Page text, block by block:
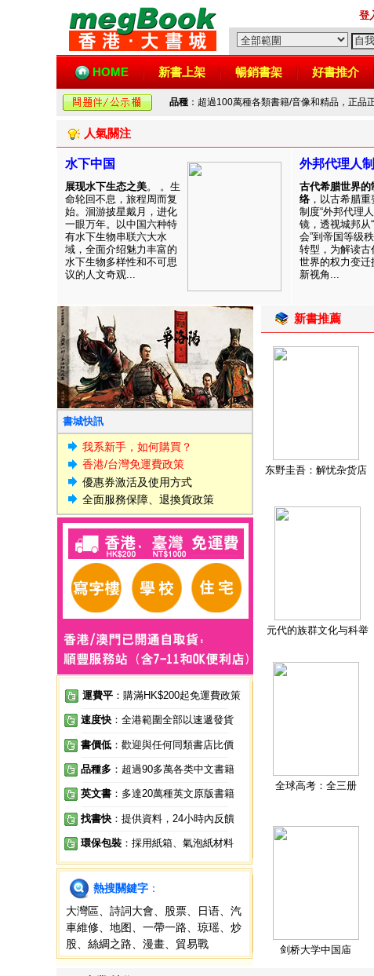
登
HOME 新書上架 暢銷書架 好書推介
品種 ：超過100萬種各類書籍/音像和精品，正品
人氣關注
水下中国
展现水下生态之美。 。生
命轮回不息，旅程周而复
始。洄游披星戴月，进化
一眼万年。以中国六种特
有水下生物串联六大水
域，全面介绍魅力丰富的
水下生物多样性和不可思
议的人文奇观...
外邦代理人
古代希腊世界的
络 ，以古希腊
制度“外邦代理
镜，透视城邦从
会”到帝国等级
转型，为解读古
世界的权力变迁
新视角...
書城快訊
我系新手，如何購買？
香港/台灣免運費政策
優惠券激活及使用方式
全面服務保障、退換貨政策
運費平 ：購滿HK$200起免運費政策
速度快 ：全港範圍全部以速遞發貨
書價低 ：歡迎與任何同類書店比價
品種多 ：超過90多萬各类中文書籍
英文書 ：多達20萬種英文原版書籍
找書快 ：提供資料，24小時內反饋
環保包裝 ：採用紙箱、氣泡紙材料
熱搜關鍵字 ：
大灣區
詩詞大會 股票 日语
汽
車維修
地图 一帶一路 琼瑶
炒
股
絲綢之路 漫畫 貿易戰
新書推薦
东野圭吾：解忧杂货店
元代的族群文化与科举
全球高考：全三册
剑桥大学中国庙